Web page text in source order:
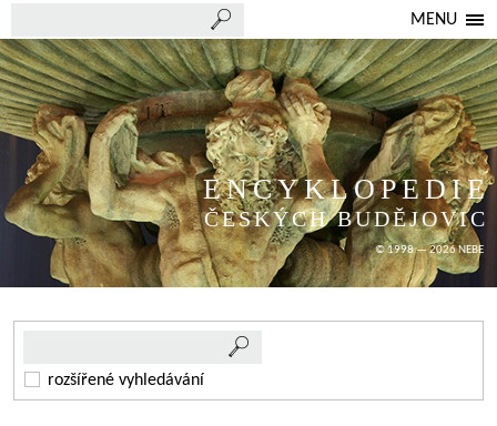
MENU
ENCYKLOPEDIE
ČESKÝCH BUDĚJOVIC
© 1998 — 2026 NEBE
rozšířené vyhledávání